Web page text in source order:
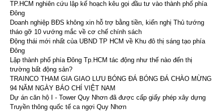
TP.HCM nghiên cứu lập kế hoạch kêu gọi đầu tư vào thành phố phía
Đông
Doanh nghiệp BĐS không xin hỗ trợ bằng tiền, kiến nghị Thủ tướng
tháo gỡ 10 vướng mắc về cơ chế chính sách
Động thái mới nhất của UBND TP HCM về Khu đô thị sáng tạo phía
Đông
Lập thành phố phía Đông Tp.HCM tác động như thế nào đến thị
trường bất động sản?
TRAINCO THAM GIA GIAO LƯU BÓNG ĐÁ BÓNG ĐÁ CHÀO MỪNG
94 NĂM NGÀY BÁO CHÍ VIỆT NAM
Dự án căn hộ I - Tower Quy Nhơn đã được cấp giấy phép xây dựng
Truyền thông quốc tế ca ngợi Quy Nhơn